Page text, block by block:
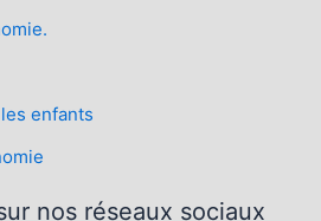
enfants
nos réseaux sociaux